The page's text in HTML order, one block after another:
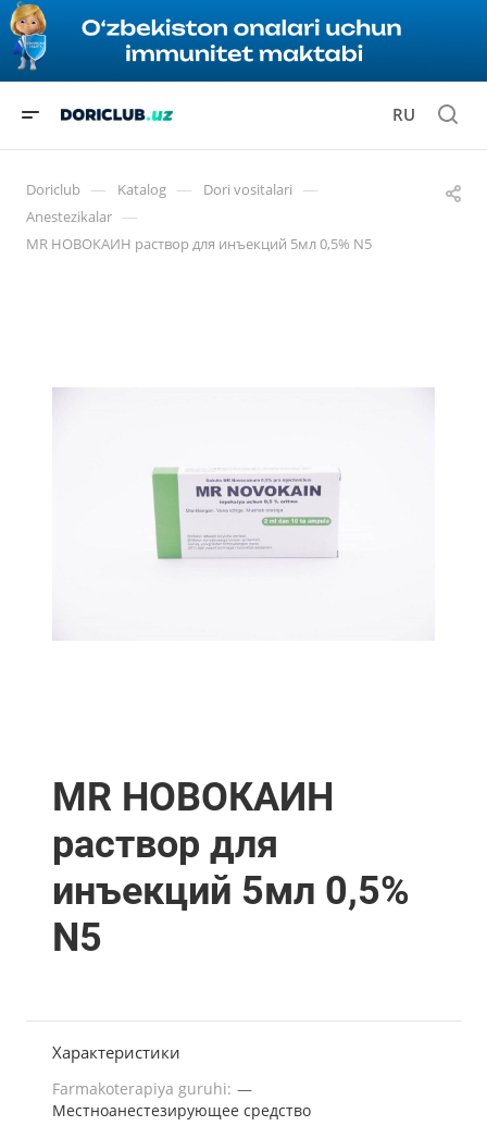
RU
Doriclub — Katalog — Dori vositalari —
Anestezikalar —
MR НОВОКАИН раствор для инъекций 5мл 0,5% N5
MR НОВОКАИН
раствор для
инъекций 5мл 0,5%
N5
Характеристики
Farmakoterapiya guruhi: —
Местноанестезирующее средство